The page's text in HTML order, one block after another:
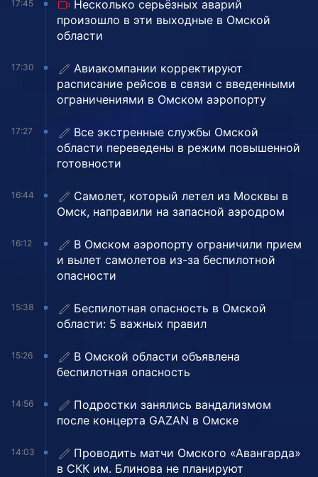
17:45
Несколько серьёзных аварий
произошло в эти выходные в Омской
области
17:30
Авиакомпании корректируют
расписание рейсов в связи с введенными
ограничениями в Омском аэропорту
17:27
Все экстренные службы Омской
области переведены в режим повышенной
готовности
16:44
Самолет, который летел из Москвы в
Омск, направили на запасной аэродром
16:12
В Омском аэропорту ограничили прием
и вылет самолетов из-за беспилотной
опасности
15:38
Беспилотная опасность в Омской
области: 5 важных правил
15:26
В Омской области объявлена
беспилотная опасность
14:56
Подростки занялись вандализмом
после концерта GAZAN в Омске
14:03
Проводить матчи Омского «Авангарда»
в СКК им. Блинова не планируют